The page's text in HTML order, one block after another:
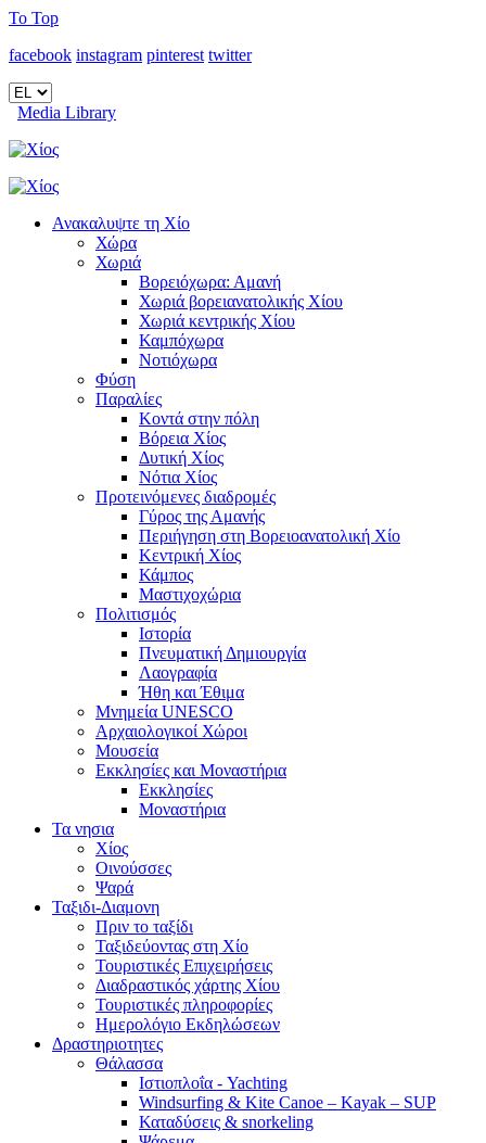
To Top
facebook instagram pinterest twitter
Media Library
Ανακαλυψτε τη Χίο
Χώρα
Χωριά
Βορειόχωρα: Αμανή
Χωριά βορειανατολικής Χίου
Χωριά κεντρικής Χίου
Καμπόχωρα
Νοτιόχωρα
Φύση
Παραλίες
Κοντά στην πόλη
Βόρεια Χίος
Δυτική Χίος
Νότια Χίος
Προτεινόμενες διαδρομές
Γύρος της Αμανής
Περιήγηση στη Βορειοανατολική Χίο
Κεντρική Χίος
Κάμπος
Μαστιχοχώρια
Πολιτισμός
Ιστορία
Πνευματική Δημιουργία
Λαογραφία
Ήθη και Έθιμα
Μνημεία UNESCO
Αρχαιολογικοί Χώροι
Μουσεία
Εκκλησίες και Μοναστήρια
Εκκλησίες
Μοναστήρια
Τα νησια
Χίος
Οινούσσες
Ψαρά
Ταξιδι-Διαμονη
Πριν το ταξίδι
Ταξιδεύοντας στη Χίο
Τουριστικές Επιχειρήσεις
Διαδραστικός χάρτης Χίου
Τουριστικές πληροφορίες
Ημερολόγιο Εκδηλώσεων
Δραστηριοτητες
Θάλασσα
Ιστιοπλοΐα - Yachting
Windsurfing & Kite Canoe – Kayak – SUP
Καταδύσεις & snorkeling